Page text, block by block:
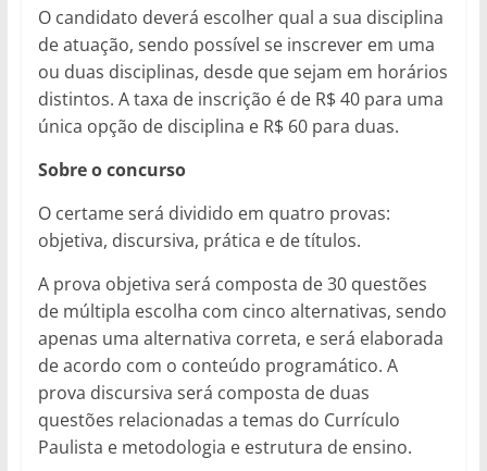
O candidato deverá escolher qual a sua disciplina
de atuação, sendo possível se inscrever em uma
ou duas disciplinas, desde que sejam em horários
distintos. A taxa de inscrição é de R$ 40 para uma
única opção de disciplina e R$ 60 para duas.
Sobre o concurso
O certame será dividido em quatro provas:
objetiva, discursiva, prática e de títulos.
A prova objetiva será composta de 30 questões
de múltipla escolha com cinco alternativas, sendo
apenas uma alternativa correta, e será elaborada
de acordo com o conteúdo programático. A
prova discursiva será composta de duas
questões relacionadas a temas do Currículo
Paulista e metodologia e estrutura de ensino.